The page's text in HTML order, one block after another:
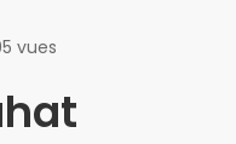
vues